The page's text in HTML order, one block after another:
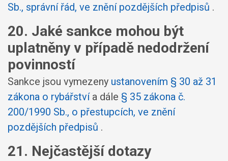
Sb., správní řád, ve znění pozdějších předpisů .
20. Jaké sankce mohou být
uplatněny v případě nedodržení
povinností
Sankce jsou vymezeny ustanovením § 30 až 31
zákona o rybářstvía dále § 35 zákona č.
200/1990 Sb., o přestupcích, ve znění
pozdějších předpisů .
21. Nejčastější dotazy